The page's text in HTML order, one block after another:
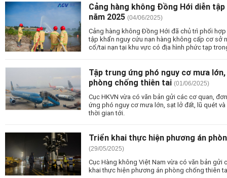
Cảng hàng không Đồng Hới diễn
năm 2025 (04/06/2025)
Cảng hàng không Đồng Hới đã chủ trì phối
tập khẩn nguy cứu nạn hàng không cấp cơ sở
cố/tai nạn tại khu vực có địa hình phức tạp
Tập trung ứng phó nguy cơ mưa
phòng chống thiên tai (01/06/2025)
Cục HKVN vừa có văn bản gửi các cơ quan,
ứng phó nguy cơ mưa lớn, sạt lở đất, lũ quét
thời gian tới.
Triển khai thực hiện phương án
(29/05/2025)
Cục Hàng không Việt Nam vừa có văn bản
khai thực hiện phương án phòng chống thiên